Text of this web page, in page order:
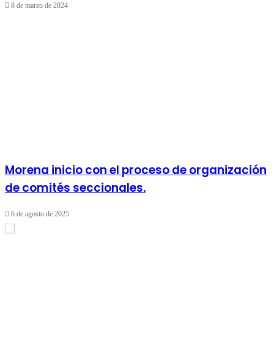
8 de marzo de 2024
Morena inicio con el proceso de organización
de comités seccionales.
6 de agosto de 2025